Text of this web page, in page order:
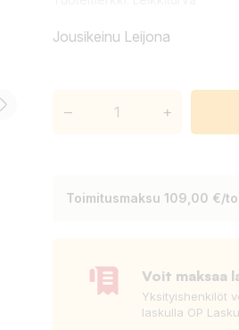
Jousikeinu Leijona
– +
Toimitusmaksu 109,00 €/
Voit maksaa
Yksityishenkilöt
laskulla OP